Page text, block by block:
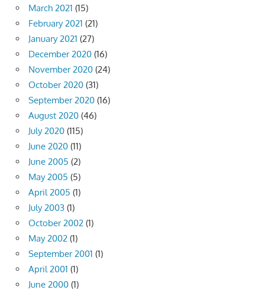
March 2021 (15)
February 2021 (21)
January 2021 (27)
December 2020 (16)
November 2020 (24)
October 2020 (31)
September 2020 (16)
August 2020 (46)
July 2020 (115)
June 2020 (11)
June 2005 (2)
May 2005 (5)
April 2005 (1)
July 2003 (1)
October 2002 (1)
May 2002 (1)
September 2001 (1)
April 2001 (1)
June 2000 (1)